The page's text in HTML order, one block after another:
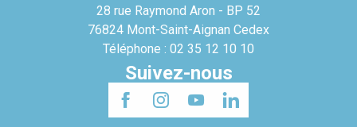
28 rue Raymond Aron - BP 52
76824 Mont-Saint-Aignan Cedex
Téléphone : 02 35 12 10 10
Suivez-nous